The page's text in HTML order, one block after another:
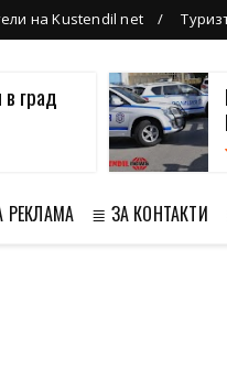
на Kustendil net
град
РЕКЛАМА ≣ ЗА КОНТАКТИ